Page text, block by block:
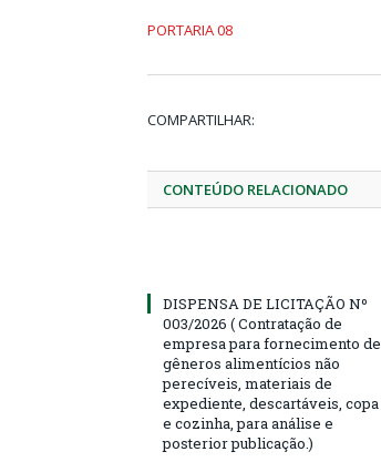
PORTARIA 08
COMPARTILHAR:
CONTEÚDO RELACIONADO
DISPENSA DE LICITAÇÃO Nº
003/2026 ( Contratação de
empresa para fornecimento de
gêneros alimentícios não
perecíveis, materiais de
expediente, descartáveis, copa
e cozinha, para análise e
posterior publicação.)